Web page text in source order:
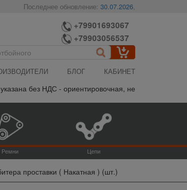
Последнее обновление:30.07.2026,
+79901693067
+79903056537
БЛОГ КАБИНЕТ
без НДС - ориентировочная, не является
Ремни Цепи
проставки ( Накатная ) (шт.)